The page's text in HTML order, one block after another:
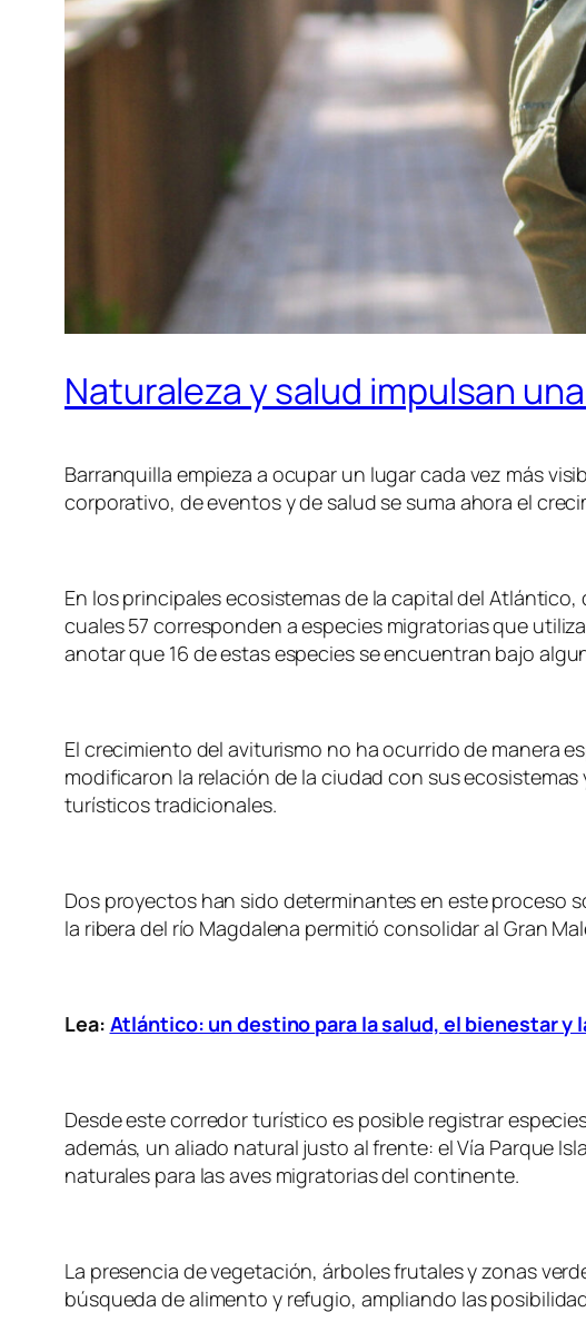
Naturaleza y salud impulsan
Barranquilla empieza a ocupar un lugar cada vez más
corporativo, de eventos y de salud se suma ahora el
En los principales ecosistemas de la capital del
cuales 57 corresponden a especies migratorias que
anotar que 16 de estas especies se encuentran bajo
El crecimiento del aviturismo no ha ocurrido de manera
modificaron la relación de la ciudad con sus
turísticos tradicionales.
Dos proyectos han sido determinantes en este proceso
la ribera del río Magdalena permitió consolidar al Gran
Lea: Atlántico: un destino para la salud, el bienestar y
Desde este corredor turístico es posible registrar
además, un aliado natural justo al frente: el Vía Parque
naturales para las aves migratorias del continente.
La presencia de vegetación, árboles frutales y zonas
búsqueda de alimento y refugio, ampliando las